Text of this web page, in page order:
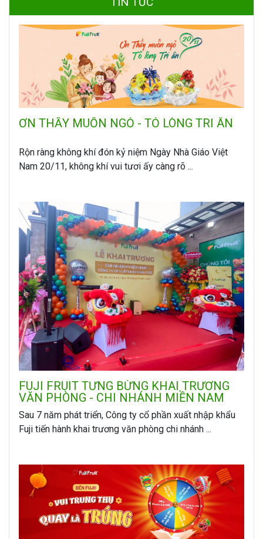
ƠN THẦY MUỐN NGỎ - TỎ LÒNG TRI ÂN
Rộn ràng không khí đón kỷ niệm Ngày Nhà Giáo Việt
Nam 20/11, không khí vui tươi ấy càng rõ ...
FUJI FRUIT TƯNG BỪNG KHAI TRƯƠNG
VĂN PHÒNG - CHI NHÁNH MIỀN NAM
Sau 7 năm phát triển, Công ty cổ phần xuất nhập khẩu
Fuji tiến hành khai trương văn phòng chi nhánh ...